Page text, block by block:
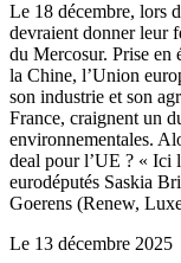
Le 18 décembre, lors
devraient donner leur
du Mercosur. Prise en
la Chine, l’Union
son industrie et son
France, craignent un
environnementales.
deal pour l’UE ? « Ici
eurodéputés Saskia
Goerens (Renew,
Le 13 décembre 2025